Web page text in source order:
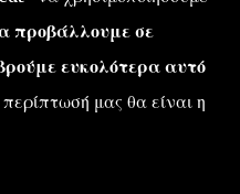
προβάλλουμε σε
ευκολότερα αυτό
μας θα είναι η